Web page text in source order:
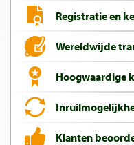
Registratie en
Wereldwijde
Hoogwaardige
Klanten